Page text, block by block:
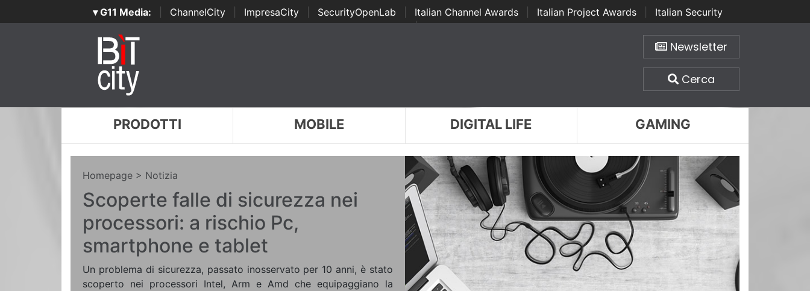
▾ G11 Media: ChannelCity ImpresaCity SecurityOpenLab Italian Channel Awards Italian Project Awards
Italian Security
Awards | ...
Newsletter
Cerca
PRODOTTI MOBILE DIGITAL LIFE GAMING
Homepage > Notizia
Scoperte falle di sicurezza nei
processori: a rischio Pc,
smartphone e tablet
Un problema di sicurezza, passato inosservato per 10 anni, è stato
scoperto nei processori Intel, Arm e Amd che equipaggiano la